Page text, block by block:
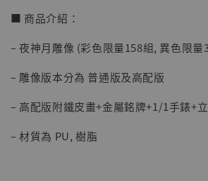
■ 商品介紹：
– 夜神月雕像 (彩色限量158組, 異色限量
– 雕像版本分為 普通版及高配版
– 高配版附鐵皮畫+金屬銘牌+1/1手錶+
– 材質為 PU, 樹脂